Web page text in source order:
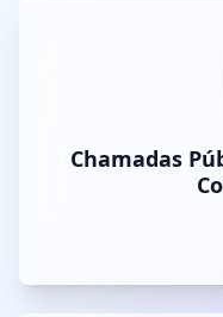
Chamadas